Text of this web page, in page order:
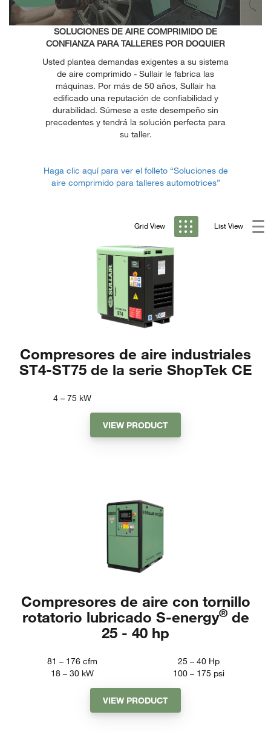
SOLUCIONES DE AIRE COMPRIMIDO DE
CONFIANZA PARA TALLERES POR DOQUIER
Usted plantea demandas exigentes a su sistema
de aire comprimido - Sullair le fabrica las
máquinas. Por más de 50 años, Sullair ha
edificado una reputación de confiabilidad y
durabilidad. Súmese a este desempeño sin
precedentes y tendrá la solución perfecta para
su taller.
Haga clic aquí para ver el folleto “Soluciones de
aire comprimido para talleres automotrices”
Grid View List View
Compresores de aire industriales
ST4-ST75 de la serie ShopTek CE
4 – 75 kW
VIEW PRODUCT
Compresores de aire con tornillo
rotatorio lubricado S-energy®de
25 - 40 hp
81 – 176 cfm 25 – 40 Hp
18 – 30 kW 100 – 175 psi
VIEW PRODUCT